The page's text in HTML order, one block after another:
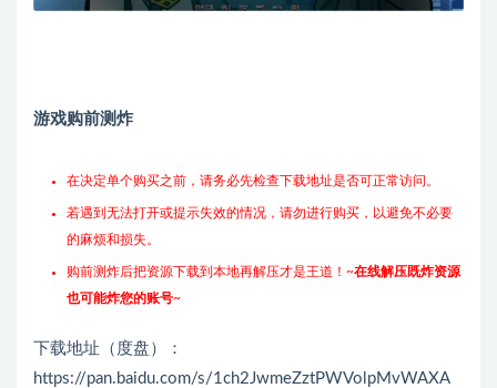
游戏购前测炸
在决定单个购买之前，请务必先检查下载地址是否可正常访问。
若遇到无法打开或提示失效的情况，请勿进行购买，以避免不必要
的麻烦和损失。
购前测炸后把资源下载到本地再解压才是王道！~在线解压既炸资源
也可能炸您的账号~
下载地址（度盘）：
https://pan.baidu.com/s/1ch2JwmeZztPWVolpMvWAXA